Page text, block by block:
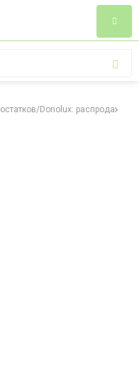
/Donolux: распродажа